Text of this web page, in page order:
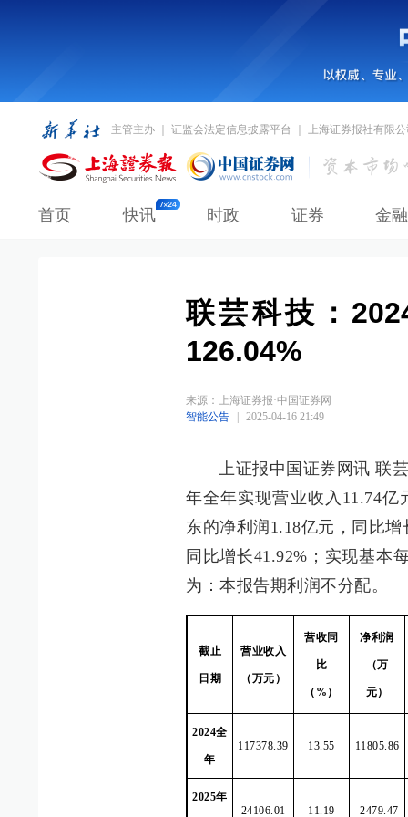
主管主办 ｜ 证监会法定信息披露平台 ｜ 上海证券报社有限
首页 快讯 时政 证券 金融
联芸科技：
126.04%
来源：
上海证券报·中国证券网
智能公告
2025-04-16 21:49
上证报中国证券网讯 联
年全年实现营业收入11.74亿
东的净利润1.18亿元，同比
同比增长41.92%；实现基本
为：本报告期利润不分配。
截止
日期
营业收入
（万元）
营收同
比
（%）
净利润
（万
元）
2024全
年
117378.39 13.55 11805.86
2025年
24106.01
11.19 -2479.47